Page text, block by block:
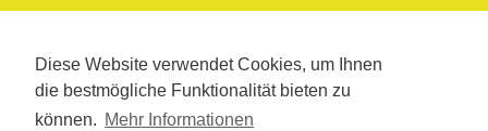
Diese Website verwendet Cookies, um Ihnen
die bestmögliche Funktionalität bieten zu
können. Mehr Informationen